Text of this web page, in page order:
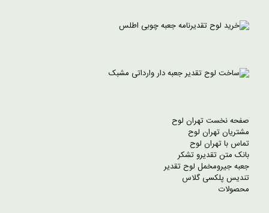
صفحه نخست تهران لوح
مشتریان تهران لوح
تماس با تهران لوح
بانک متن تقدیرو تشکر
جعبه جیرومخمل لوح تقدیر
تندیس پلکسی گلاس
محصولات